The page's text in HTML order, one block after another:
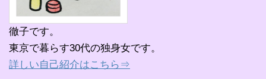
徹子です。
東京で暮らす30代の独身女です。
詳しい自己紹介はこちら⇒